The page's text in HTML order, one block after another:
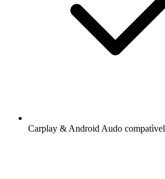
Carplay & Android Audo compatìvel